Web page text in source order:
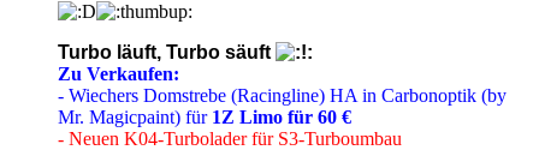
Turbo läuft, Turbo säuft
Zu Verkaufen:
- Wiechers Domstrebe (Racingline) HA in Carbonoptik (by
Mr. Magicpaint) für 1Z Limo für 60 €
- Neuen K04-Turbolader für S3-Turboumbau